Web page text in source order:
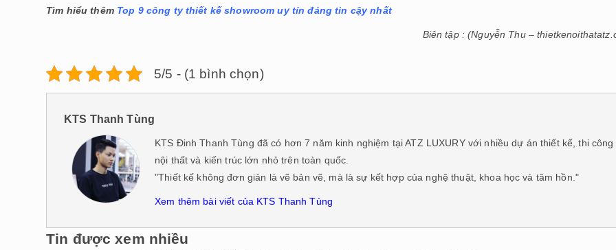
Tìm hiểu thêm Top 9 công ty thiết kế showroom uy tín đáng tin cậy nhất
Biên tập : (Nguyễn Thu –
5/5 - (1 bình chọn)
KTS Thanh Tùng
KTS Đinh Thanh Tùng đã có hơn 7 năm kinh nghiệm tại ATZ LUXURY với nhiều dự án thiết kế, thi công
nội thất và kiến trúc lớn nhỏ trên toàn quốc.
"Thiết kế không đơn giản là vẽ bản vẽ, mà là sự kết hợp của nghệ thuật, khoa học và tâm hồn."
Xem thêm bài viết của KTS Thanh Tùng
Tin được xem nhiều